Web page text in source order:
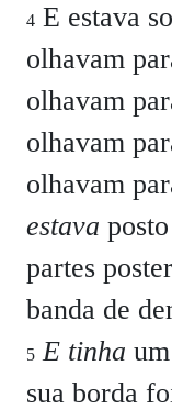
4 E estava
olhavam
olhavam
olhavam
olhavam
estava
partes
banda de
5 E tinha
sua borda